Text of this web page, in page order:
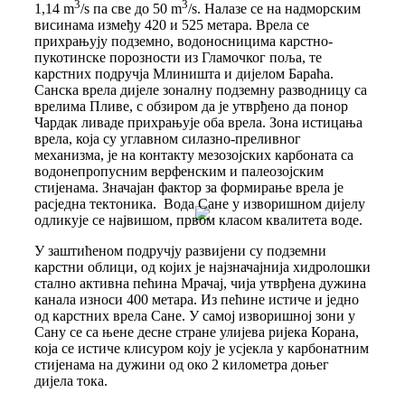
1,14 m3/s па све до 50 m3/s. Налазе се на надморским
висинама између 420 и 525 метара. Врела се
прихрањују подземно, водоносницима карстно-
пукотинске порозности из Гламочког поља, те
карстних подручја Млиништа и дијелом Бараћа.
Санска врела дијеле зоналну подземну разводницу са
врелима Пливе, с обзиром да је утврђено да понор
Чардак ливаде прихрањује оба врела. Зона истицања
врела, која су углавном силазно-преливног
механизма, је на контакту мезозојских карбоната са
водонепропусним верфенским и палеозојским
стијенама. Значајан фактор за формирање врела је
расједна тектоника. Вода Сане у изворишном дијелу
одликује се највишом, првом класом квалитета воде.
У заштићеном подручју развијени су подземни
карстни облици, од којих је најзначајнија хидролошки
стално активна пећина Мрачај, чија утврђена дужина
канала износи 400 метара. Из пећине истиче и једно
од карстних врела Сане. У самој изворишној зони у
Сану се са њене десне стране улијева ријека Корана,
која се истиче клисуром коју је усјекла у карбонатним
стијенама на дужини од око 2 километра доњег
дијела тока.